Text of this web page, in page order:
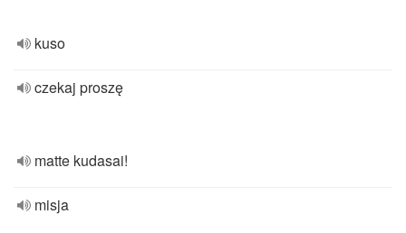
kuso
czekaj proszę
matte kudasai!
misja